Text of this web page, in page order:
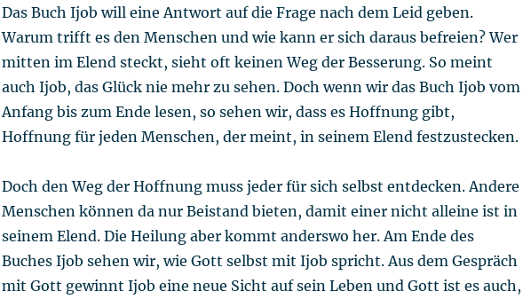
Das Buch Ijob will eine Antwort auf die Frage nach dem Leid geben.
Warum trifft es den Menschen und wie kann er sich daraus befreien? Wer
mitten im Elend steckt, sieht oft keinen Weg der Besserung. So meint
auch Ijob, das Glück nie mehr zu sehen. Doch wenn wir das Buch Ijob vom
Anfang bis zum Ende lesen, so sehen wir, dass es Hoffnung gibt,
Hoffnung für jeden Menschen, der meint, in seinem Elend festzustecken.
Doch den Weg der Hoffnung muss jeder für sich selbst entdecken. Andere
Menschen können da nur Beistand bieten, damit einer nicht alleine ist in
seinem Elend. Die Heilung aber kommt anderswo her. Am Ende des
Buches Ijob sehen wir, wie Gott selbst mit Ijob spricht. Aus dem Gespräch
mit Gott gewinnt Ijob eine neue Sicht auf sein Leben und Gott ist es auch,